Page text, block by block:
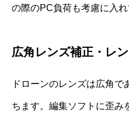
の際のPC負荷も考慮に入れ
広角レンズ補正・レ
ドローンのレンズは広角
ちます。編集ソフトに歪み